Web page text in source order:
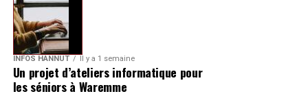
INFOS HANNUT Il y a 1 semaine
Un projet d’ateliers informatique pour
les séniors à Waremme